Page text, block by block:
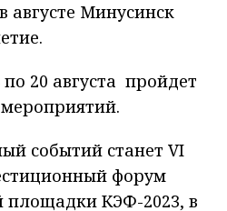
августе Минусинск
по 20 августа пройдет
событий станет VI
форум
площадки КЭФ-2023, в